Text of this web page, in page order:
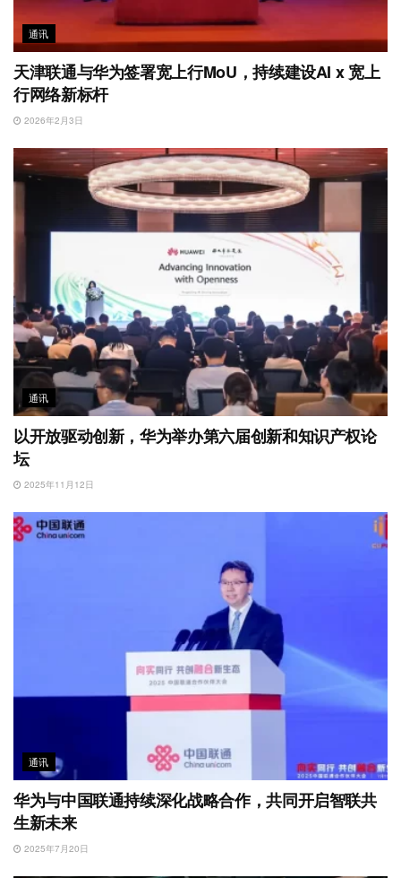
通讯
天津联通与华为签署宽上行MoU，持续建设AI x 宽上
行网络新标杆
2026年2月3日
通讯
以开放驱动创新，华为举办第六届创新和知识产权论
坛
2025年11月12日
通讯
华为与中国联通持续深化战略合作，共同开启智联共
生新未来
2025年7月20日